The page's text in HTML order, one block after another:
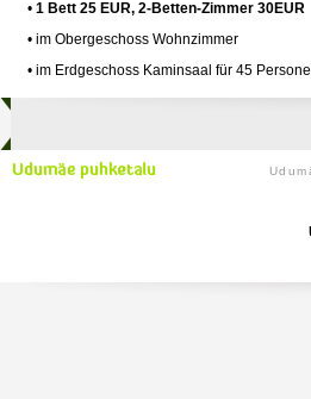
• 1 Bett 25 EUR, 2-Betten-Zimmer 30EUR
• im Obergeschoss Wohnzimmer
• im Erdgeschoss Kaminsaal für 45